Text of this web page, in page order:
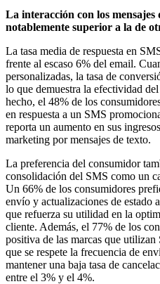
La interacción con los mensajes
notablemente superior a la de
La tasa media de respuesta en
frente al escaso 6% del email.
personalizadas, la tasa de
lo que demuestra la efectividad
hecho, el 48% de los
en respuesta a un SMS
reporta un aumento en sus
marketing por mensajes de texto.
La preferencia del consumidor
consolidación del SMS como un
Un 66% de los consumidores
envío y actualizaciones de estado
que refuerza su utilidad en la
cliente. Además, el 77% de los
positiva de las marcas que
que se respete la frecuencia de
mantener una baja tasa de
entre el 3% y el 4%.